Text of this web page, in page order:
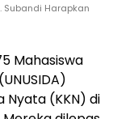
Subandi Harapkan
Mahasiswa
Nyata (KKN) di